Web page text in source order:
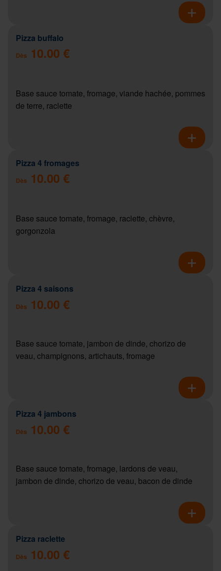
Pizza buffalo
Dès 10.00 €
Base sauce tomate, fromage, viande hachée, pommes
de terre, raclette
Pizza 4 fromages
Dès 10.00 €
Base sauce tomate, fromage, raclette, chèvre,
gorgonzola
Pizza 4 saisons
Dès 10.00 €
Base sauce tomate, jambon de dinde, chorizo de
veau, champignons, artichauts, fromage
Pizza 4 jambons
Dès 10.00 €
Base sauce tomate, fromage, lardons de veau,
jambon de dinde, chorizo de veau, bacon de dinde
Pizza raclette
Dès 10.00 €